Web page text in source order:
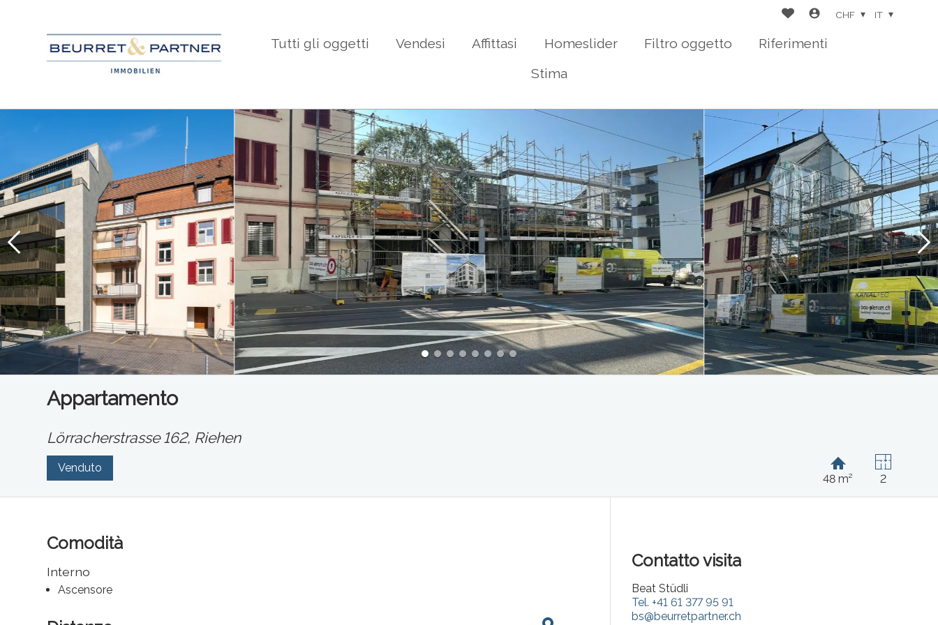
Tutti gli oggetti Vendesi Affittasi Homeslider Filtro oggetto
Riferimenti
Stima
CHF IT
Appartamento
Lörracherstrasse 162, Riehen
Venduto
48 m²
2
Comodità
Interno
Ascensore
Contatto visita
Beat Stüdli
Tel. +41 61 377 95 91
bs@beurretpartner.ch